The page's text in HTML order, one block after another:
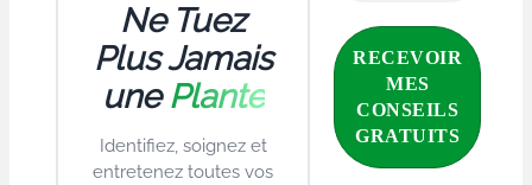
Ne Tuez
Plus Jamais
unePlante
Identifiez, soignez et
entretenez toutes vos